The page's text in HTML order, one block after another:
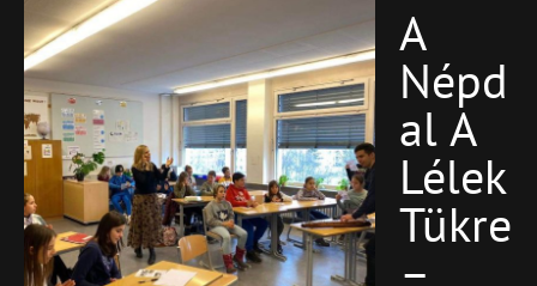
Blog Featured A
Népd
Al A
Lélek
Tükre
–